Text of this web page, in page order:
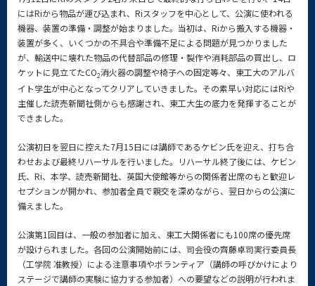
にはRiから物品が運び込まれ、Riスタッフを中心として、公演に使われる
機器、装置の準備・調整が始まりました。当初は、Riから搬入する機器・
装置が多く、いくつかの不具合や準備不足による問題が見つかりました
が、輸送中に壊れた物品の代替部品の修理・製作や消耗部品の買出し、ロ
ケットに見立てたCO2消火器の調整や椅子への固定等々、東工大のアルバ
イト学生が中心となってクリアしていきました。その素早い対応にはRiや
主催した読売新聞社側からも感謝され、東工大生の底力を発揮することが
できました。
公演初日を翌日に控えた7月15日には講師であるケビン氏を迎え、打ち合
わせおよび最終リハーサルを行いました。リハーサル終了後には、ケビン
氏、Ri、本学、読売新聞社、英国大使館等からの関係者出席のもと歓迎レ
セプションが開かれ、参加者全員で親交を深めながら、翌日からの公演に
備えました。
公演第1回目は、一般の参加者に加え、東工大関係者にも100席の優先席
が設けられました。各回の公演開始前には、司会役の齊藤卓司実行委員長
（工学院 准教授）による注意事項やボランティア（講師の呼びかけにより
ステージで講師の実験に協力する参加者）への要望などの説明が行われま